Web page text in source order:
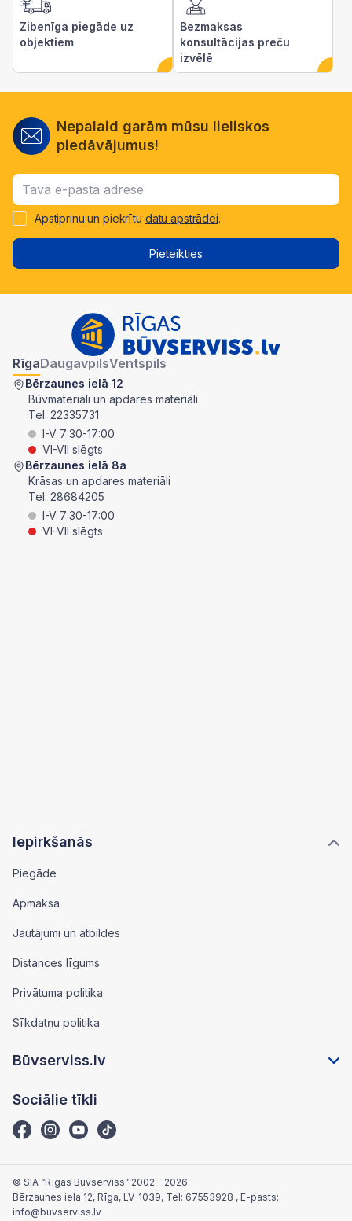
Zibenīga piegāde uz
objektiem
Bezmaksas
konsultācijas preču
izvēlē
Nepalaid garām mūsu lieliskos
piedāvājumus!
Apstiprinu un piekrītu datu apstrādei.
Pieteikties
Iepirkšanās
Piegāde
Apmaksa
Jautājumi un atbildes
Distances līgums
Privātuma politika
Sīkdatņu politika
Būvserviss.lv
Sociālie tīkli
RīgaDaugavpilsVentspils
Bērzaunes ielā 12
Būvmateriāli un apdares materiāli
Tel: 22335731
I-V 7:30-17:00
VI-VII slēgts
Bērzaunes ielā 8a
Krāsas un apdares materiāli
Tel: 28684205
I-V 7:30-17:00
VI-VII slēgts
© SIA “Rīgas Būvserviss” 2002 - 2026
Bērzaunes iela 12, Rīga, LV-1039, Tel: 67553928 , E-pasts:
info@buvserviss.lv